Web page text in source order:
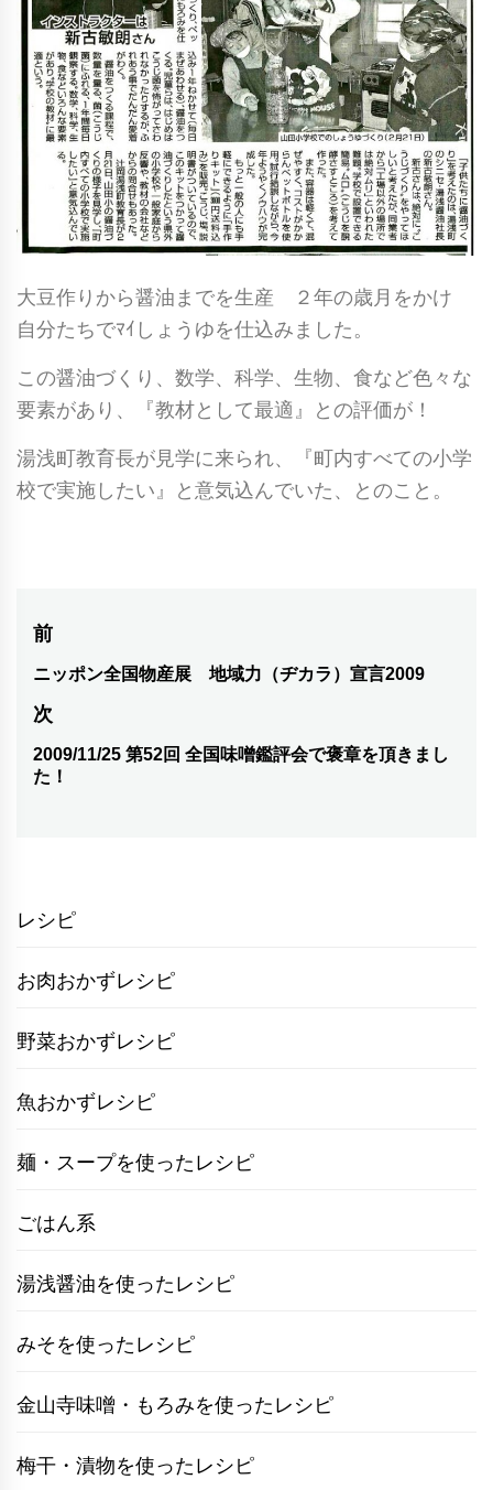
大豆作りから醤油までを生産 ２年の歳月をかけ
自分たちでﾏｲしょうゆを仕込みました。
この醤油づくり、数学、科学、生物、食など色々な
要素があり、『教材として最適』との評価が！
湯浅町教育長が見学に来られ、『町内すべての小学
校で実施したい』と意気込んでいた、とのこと。
投
稿
ナ
ビ
ゲ
ョ
前
前
の
投
稿:
ニッポン全国物産展 地域力（ヂカラ）宣言2009
次
次
の
2009/11/25 第52回 全国味噌鑑評会で褒章を頂きまし
た！
レシピ
お肉おかずレシピ
野菜おかずレシピ
魚おかずレシピ
麺・スープを使ったレシピ
ごはん系
湯浅醤油を使ったレシピ
みそを使ったレシピ
金山寺味噌・もろみを使ったレシピ
梅干・漬物を使ったレシピ